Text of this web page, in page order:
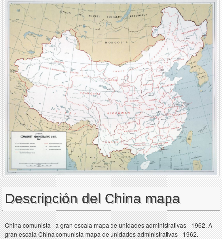
Descripción del China mapa
China comunista - a gran escala mapa de unidades administrativas - 1962. A
gran escala China comunista mapa de unidades administrativas - 1962.